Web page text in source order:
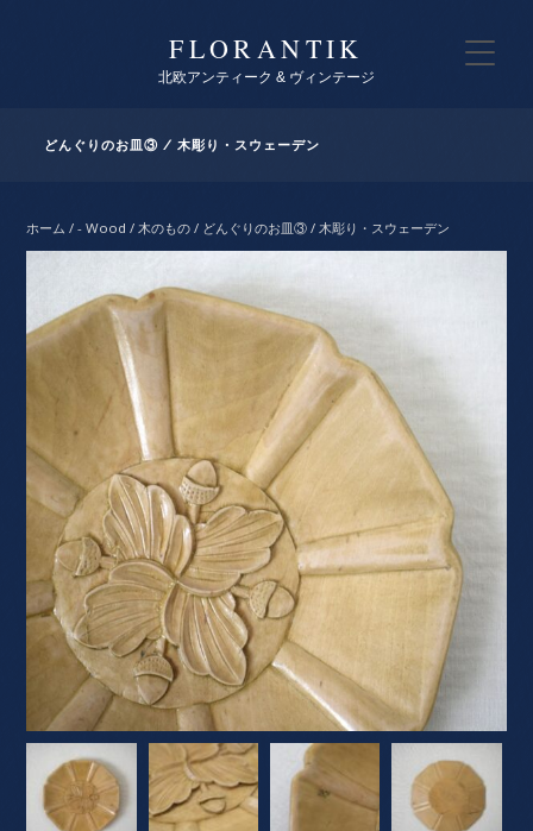
FLORANTIK
北欧アンティーク & ヴィンテージ
どんぐりのお皿③ / 木彫り・スウェーデン
ホーム /- Wood / 木のもの / どんぐりのお皿③ / 木彫り・スウェーデン